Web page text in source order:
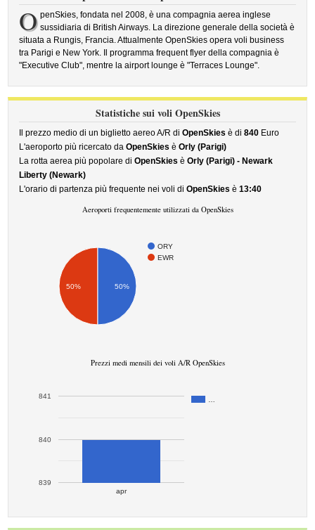
O penSkies, fondata nel 2008, è una compagnia aerea inglese
sussidiaria di British Airways. La direzione generale della società è
situata a Rungis, Francia. Attualmente OpenSkies opera voli business
tra Parigi e New York. Il programma frequent flyer della compagnia è
"Executive Club", mentre la airport lounge è "Terraces Lounge".
Statistiche sui voli OpenSkies
Il prezzo medio di un biglietto aereo A/R diOpenSkies è di840 Euro
L'aeroporto più ricercato daOpenSkies èOrly (Parigi)
La rotta aerea più popolare diOpenSkies èOrly (Parigi) - Newark
Liberty (Newark)
L'orario di partenza più frequente nei voli diOpenSkies è13:40
Aeroporti frequentemente utilizzati da OpenSkies
ORY
EWR
50% 50%
Prezzi medi mensili dei voli A/R OpenSkies
apr
839
840
841